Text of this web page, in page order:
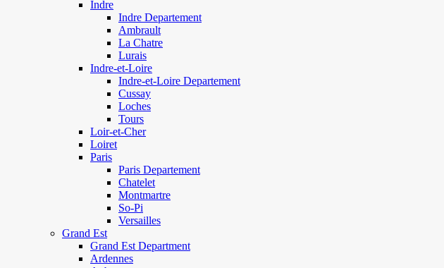
Indre
Indre Departement
Ambrault
La Chatre
Lurais
Indre-et-Loire
Indre-et-Loire Departement
Cussay
Loches
Tours
Loir-et-Cher
Loiret
Paris
Paris Departement
Chatelet
Montmartre
So-Pi
Versailles
Grand Est
Grand Est Department
Ardennes